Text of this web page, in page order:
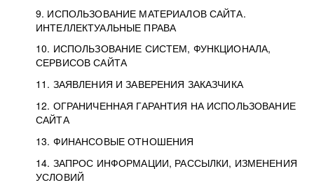
9. ИСПОЛЬЗОВАНИЕ МАТЕРИАЛОВ САЙТА.
ИНТЕЛЛЕКТУАЛЬНЫЕ ПРАВА
10. ИСПОЛЬЗОВАНИЕ СИСТЕМ, ФУНКЦИОНАЛА,
СЕРВИСОВ САЙТА
11. ЗАЯВЛЕНИЯ И ЗАВЕРЕНИЯ ЗАКАЗЧИКА
12. ОГРАНИЧЕННАЯ ГАРАНТИЯ НА ИСПОЛЬЗОВАНИЕ
САЙТА
13. ФИНАНСОВЫЕ ОТНОШЕНИЯ
14. ЗАПРОС ИНФОРМАЦИИ, РАССЫЛКИ, ИЗМЕНЕНИЯ
УСЛОВИЙ